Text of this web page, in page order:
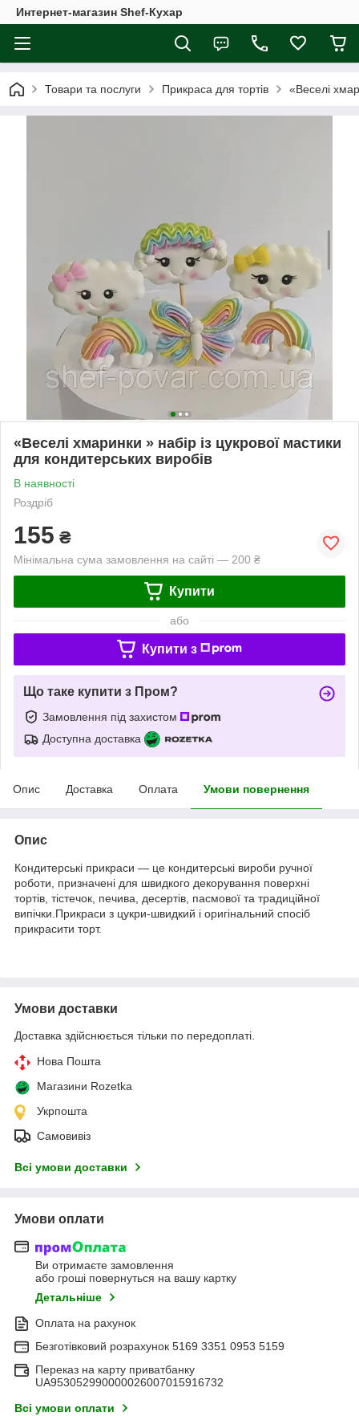
Интернет-магазин Shef-Кухар
Товари та послуги Прикраса для тортів «Веселі
«Веселі хмаринки » набiр iз цукрової мастики
для кондитерських виробів
В наявності
Роздріб
155 ₴
Мінімальна сума замовлення на сайті — 200 ₴
Купити
або
Купити з
Що таке купити з Пром?
Замовлення під захистом
Доступна доставка
Опис Доставка Оплата Умови повернення
Опис
Кондитерські прикраси — це кондитерські вироби ручної
роботи, призначені для швидкого декорування поверхні
тортів, тістечок, печива, десертів, пасмової та традиційної
випічки.Прикраси з цукри-швидкий і оригінальний спосіб
прикрасити торт.
Умови доставки
Доставка здійснюється тільки по передоплаті.
Нова Пошта
Магазини Rozetka
Укрпошта
Самовивіз
Всі умови доставки
Умови оплати
Ви отримаєте замовлення
або гроші повернуться на вашу картку
Детальніше
Оплата на рахунок
Безготівковий розрахунок 5169 3351 0953 5159
Переказ на карту приватбанку
UA953052990000026007015916732
Всі умови оплати